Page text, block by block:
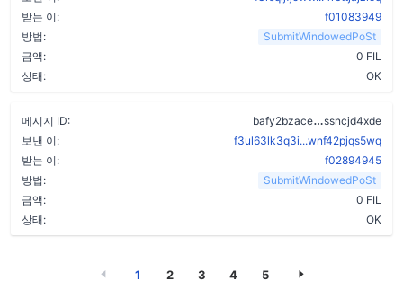
받는 이:
f01083949
방법:
SubmitWindowedPoSt
금액:
0 FIL
상태:
OK
메시지 ID: bafy2bzace
ssncjd4xde
보낸 이:
f3ul63lk3q3i...wnf42pjqs5wq
받는 이:
f02894945
방법:
SubmitWindowedPoSt
금액:
0 FIL
상태:
OK
1 2 3 4 5